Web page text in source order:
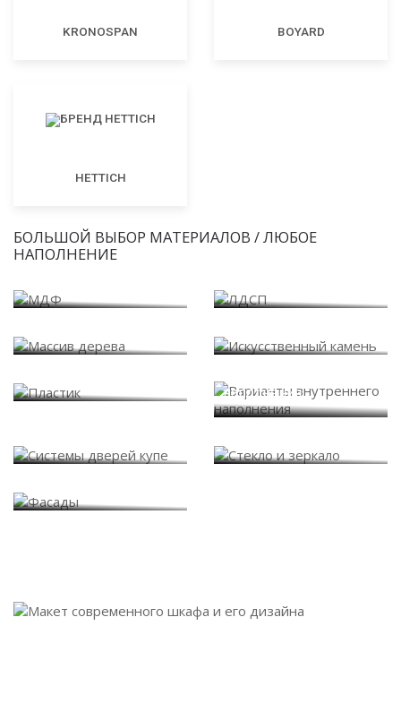
KRONOSPAN BOYARD
HETTICH
БОЛЬШОЙ ВЫБОР МАТЕРИАЛОВ / ЛЮБОЕ
НАПОЛНЕНИЕ
наполнения